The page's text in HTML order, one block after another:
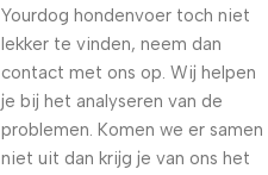
Yourdog hondenvoer toch niet
lekker te vinden, neem dan
contact met ons op. Wij helpen
je bij het analyseren van de
problemen. Komen we er samen
niet uit dan krijg je van ons het